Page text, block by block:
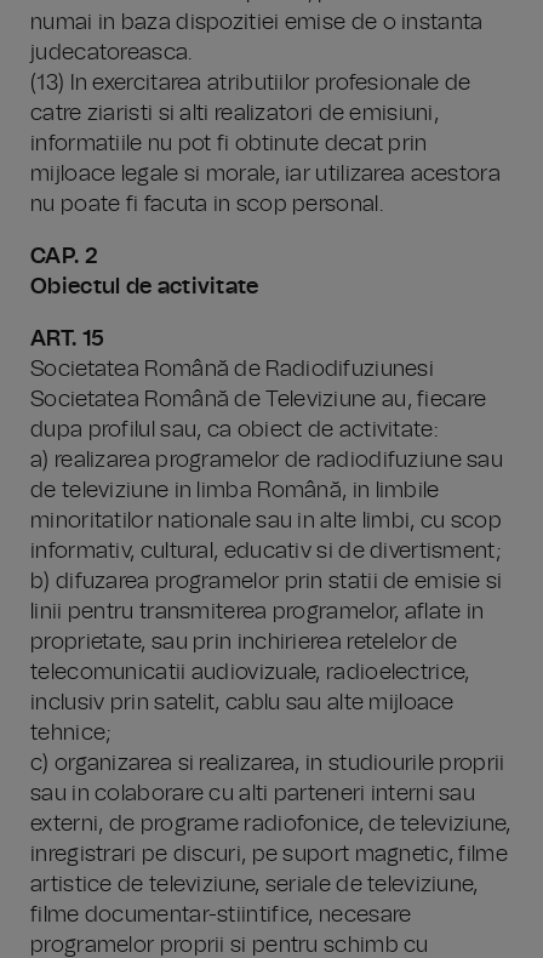
numai in baza dispozitiei emise de o instanta
judecatoreasca.
(13) In exercitarea atributiilor profesionale de
catre ziaristi si alti realizatori de emisiuni,
informatiile nu pot fi obtinute decat prin
mijloace legale si morale, iar utilizarea acestora
nu poate fi facuta in scop personal.
CAP. 2
Obiectul de activitate
ART. 15
Societatea Română de Radiodifuziunesi
Societatea Română de Televiziune au, fiecare
dupa profilul sau, ca obiect de activitate:
a) realizarea programelor de radiodifuziune sau
de televiziune in limba Română, in limbile
minoritatilor nationale sau in alte limbi, cu scop
informativ, cultural, educativ si de divertisment;
b) difuzarea programelor prin statii de emisie si
linii pentru transmiterea programelor, aflate in
proprietate, sau prin inchirierea retelelor de
telecomunicatii audiovizuale, radioelectrice,
inclusiv prin satelit, cablu sau alte mijloace
tehnice;
c) organizarea si realizarea, in studiourile proprii
sau in colaborare cu alti parteneri interni sau
externi, de programe radiofonice, de televiziune,
inregistrari pe discuri, pe suport magnetic, filme
artistice de televiziune, seriale de televiziune,
filme documentar-stiintifice, necesare
programelor proprii si pentru schimb cu